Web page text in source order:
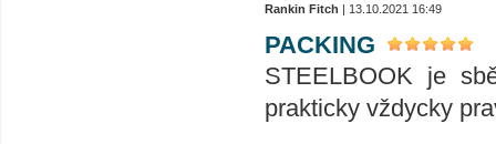
Rankin Fitch | 13.10.2021 16:49
PACKING
STEELBOOK je
prakticky vždycky